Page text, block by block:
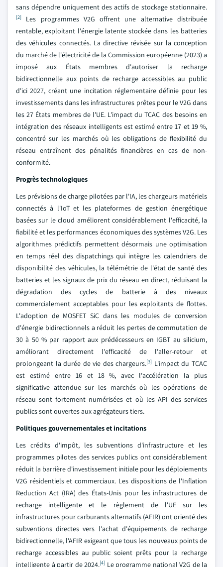
sans dépendre uniquement des actifs de stockage stationnaire.
[2]
Les programmes V2G offrent une alternative distribuée
rentable, exploitant l'énergie latente stockée dans les batteries
des véhicules connectés. La directive révisée sur la conception
du marché de l'électricité de la Commission européenne (2023) a
imposé aux États membres d'autoriser la recharge
bidirectionnelle aux points de recharge accessibles au public
d'ici 2027, créant une incitation réglementaire définie pour les
investissements dans les infrastructures prêtes pour le V2G dans
les 27 États membres de l'UE. L'impact du TCAC des besoins en
intégration des réseaux intelligents est estimé entre 17 et 19 %,
concentré sur les marchés où les obligations de flexibilité du
réseau entraînent des pénalités financières en cas de non-
conformité.
Progrès technologiques
Les prévisions de charge pilotées par l'IA, les chargeurs matériels
connectés à l'IoT et les plateformes de gestion énergétique
basées sur le cloud améliorent considérablement l'efficacité, la
fiabilité et les performances économiques des systèmes V2G. Les
algorithmes prédictifs permettent désormais une optimisation
en temps réel des dispatchings qui intègre les calendriers de
disponibilité des véhicules, la télémétrie de l'état de santé des
batteries et les signaux de prix du réseau en direct, réduisant la
dégradation des cycles de batterie à des niveaux
commercialement acceptables pour les exploitants de flottes.
L'adoption de MOSFET SiC dans les modules de conversion
d'énergie bidirectionnels a réduit les pertes de commutation de
30 à 50 % par rapport aux prédécesseurs en IGBT au silicium,
améliorant directement l'efficacité de l'aller-retour et
prolongeant la durée de vie des chargeurs.[3] L'impact du TCAC
est estimé entre 16 et 18 %, avec l'accélération la plus
significative attendue sur les marchés où les opérations de
réseau sont fortement numérisées et où les API des services
publics sont ouvertes aux agrégateurs tiers.
Politiques gouvernementales et incitations
Les crédits d'impôt, les subventions d'infrastructure et les
programmes pilotes des services publics ont considérablement
réduit la barrière d'investissement initiale pour les déploiements
V2G résidentiels et commerciaux. Les dispositions de l'Inflation
Reduction Act (IRA) des États-Unis pour les infrastructures de
recharge intelligente et le règlement de l'UE sur les
infrastructures pour carburants alternatifs (AFIR) ont orienté des
subventions directes vers l'achat d'équipements de recharge
bidirectionnelle, l'AFIR exigeant que tous les nouveaux points de
recharge accessibles au public soient prêts pour la recharge
intelligente à partir de 2024.[4] Le programme national V2G de la